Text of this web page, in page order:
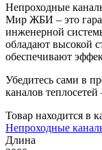
Непроходные
Мир ЖБИ – это
инженерной
обладают высокой
обеспечивают
Убедитесь сами в
каналов
Товар находится в
Непроходные
Длина